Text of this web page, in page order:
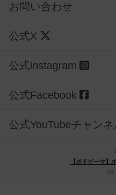
お問い合わせ
公式X
公式instagram
公式Facebook
公式YouTubeチャンネ
【ボドゲーマ】
All